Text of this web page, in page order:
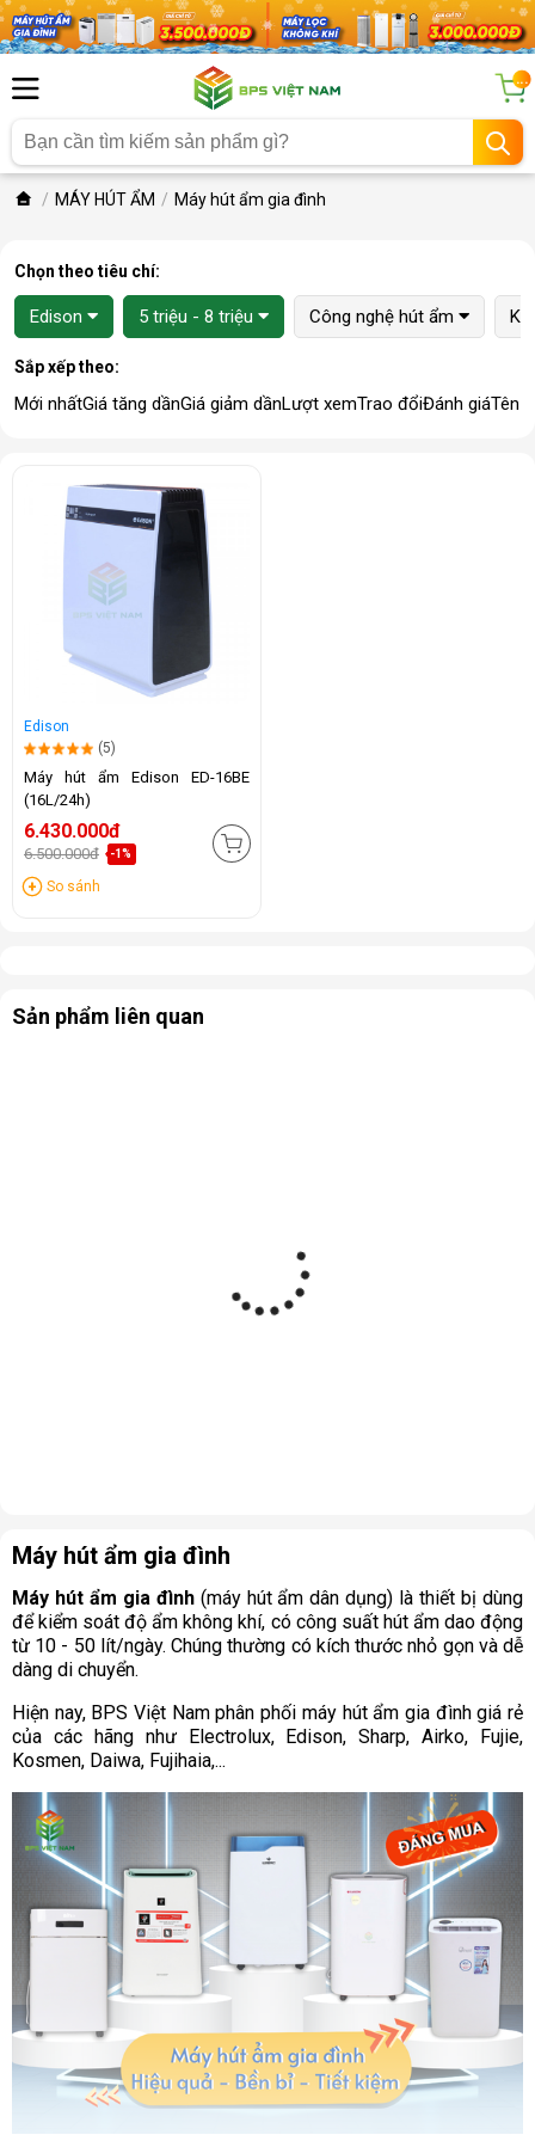
...
MÁY HÚT ẨM Máy hút ẩm gia đình
Chọn theo tiêu chí:
Edison 5 triệu - 8 triệu Công nghệ hút ẩm
Sắp xếp theo:
Mới nhấtGiá tăng dầnGiá giảm dầnLượt xemTrao đổiĐánh giáTên
Edison
(5)
Máy hút ẩm Edison ED-16BE
(16L/24h)
6.430.000đ
6.500.000đ -1%
So sánh
Sản phẩm liên quan
Máy hút ẩm gia đình
Máy hút ẩm gia đình(máy hút ẩm dân dụng) là thiết bị dùng
để kiểm soát độ ẩm không khí, có công suất hút ẩm dao động
từ 10 - 50 lít/ngày. Chúng thường có kích thước nhỏ gọn và dễ
dàng di chuyển.
Hiện nay, BPS Việt Nam phân phối máy hút ẩm gia đình giá rẻ
của các hãng như Electrolux, Edison, Sharp, Airko, Fujie,
Kosmen, Daiwa, Fujihaia,...